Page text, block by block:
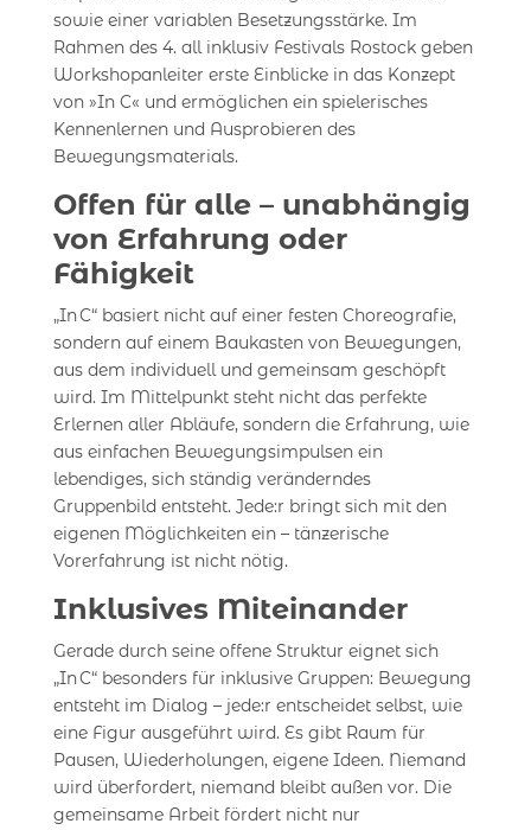
sowie einer variablen Besetzungsstärke. Im
Rahmen des 4. all inklusiv Festivals Rostock geben
Workshopanleiter erste Einblicke in das Konzept
von »In C« und ermöglichen ein spielerisches
Kennenlernen und Ausprobieren des
Bewegungsmaterials.
Offen für alle – unabhängig
von Erfahrung oder
Fähigkeit
„In C“ basiert nicht auf einer festen Choreografie,
sondern auf einem Baukasten von Bewegungen,
aus dem individuell und gemeinsam geschöpft
wird. Im Mittelpunkt steht nicht das perfekte
Erlernen aller Abläufe, sondern die Erfahrung, wie
aus einfachen Bewegungsimpulsen ein
lebendiges, sich ständig veränderndes
Gruppenbild entsteht. Jede:r bringt sich mit den
eigenen Möglichkeiten ein – tänzerische
Vorerfahrung ist nicht nötig.
Inklusives Miteinander
Gerade durch seine offene Struktur eignet sich
„In C“ besonders für inklusive Gruppen: Bewegung
entsteht im Dialog – jede:r entscheidet selbst, wie
eine Figur ausgeführt wird. Es gibt Raum für
Pausen, Wiederholungen, eigene Ideen. Niemand
wird überfordert, niemand bleibt außen vor. Die
gemeinsame Arbeit fördert nicht nur